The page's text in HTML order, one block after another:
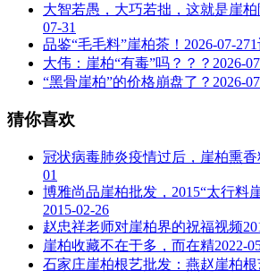
大智若愚，大巧若拙，这就是崖柏
07-31
品鉴“毛毛料”崖柏茶！ 2026-07-27
大伟：崖柏“有毒”吗？？？ 2026-
“黑骨崖柏”的价格崩盘了？ 2026-
猜你喜欢
冠状病毒肺炎疫情过后，崖柏熏
01
博雅尚品崖柏批发，2015“太行料
2015-02-26
赵忠祥老师对崖柏界的祝福视频
崖柏收藏不在于多，而在精2022-
石家庄崖柏根艺批发：燕赵崖柏根